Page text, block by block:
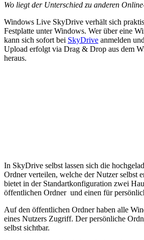
Wo liegt der Unterschied zu anderen
Windows Live SkyDrive verhält sich
Festplatte unter Windows. Wer über eine
kann sich sofort bei SkyDrive anmelden
Upload erfolgt via Drag & Drop aus dem
heraus.
In SkyDrive selbst lassen sich die
Ordner verteilen, welche der Nutzer selbst
bietet in der Standartkonfiguration zwei
öffentlichen Ordner und einen für
Auf den öffentlichen Ordner haben alle
eines Nutzers Zugriff. Der persönliche
selbst sichtbar.